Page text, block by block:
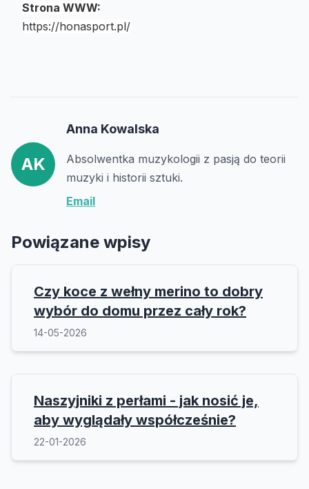
Strona WWW:
https://honasport.pl/
AK
Anna Kowalska
Absolwentka muzykologii z pasją do teorii
muzyki i historii sztuki.
Email
Powiązane wpisy
Czy koce z wełny merino to dobry
wybór do domu przez cały rok?
14-05-2026
Naszyjniki z perłami - jak nosić je,
aby wyglądały współcześnie?
22-01-2026